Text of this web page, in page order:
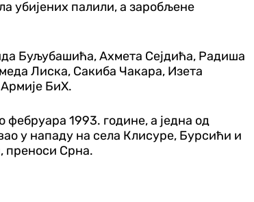
убијених палили, а заробљене
Буљубашића, Ахмета Сејдића, Радиша
Лиска, Сакиба Чакара, Изета
БиХ.
1993. године, а једна од
у нападу на села Клисуре, Бурсићи и
преноси Срна.